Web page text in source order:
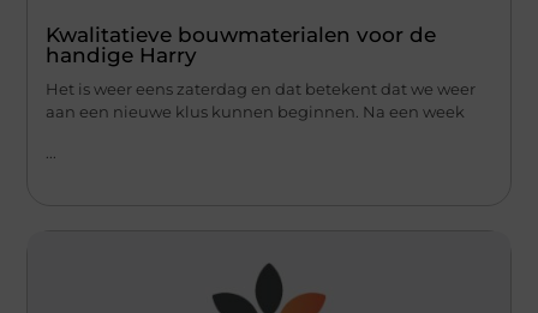
Kwalitatieve bouwmaterialen voor de
handige Harry
Het is weer eens zaterdag en dat betekent dat we weer
aan een nieuwe klus kunnen beginnen. Na een week